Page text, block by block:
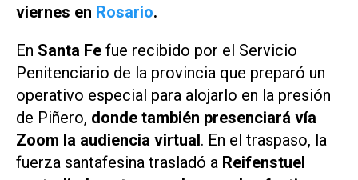
viernes en Rosario.
En Santa Fe fue recibido por el Servicio
Penitenciario de la provincia que preparó un
operativo especial para alojarlo en la presión
de Piñero, donde también presenciará vía
Zoom la audiencia virtual. En el traspaso, la
fuerza santafesina trasladó a Reifenstuel